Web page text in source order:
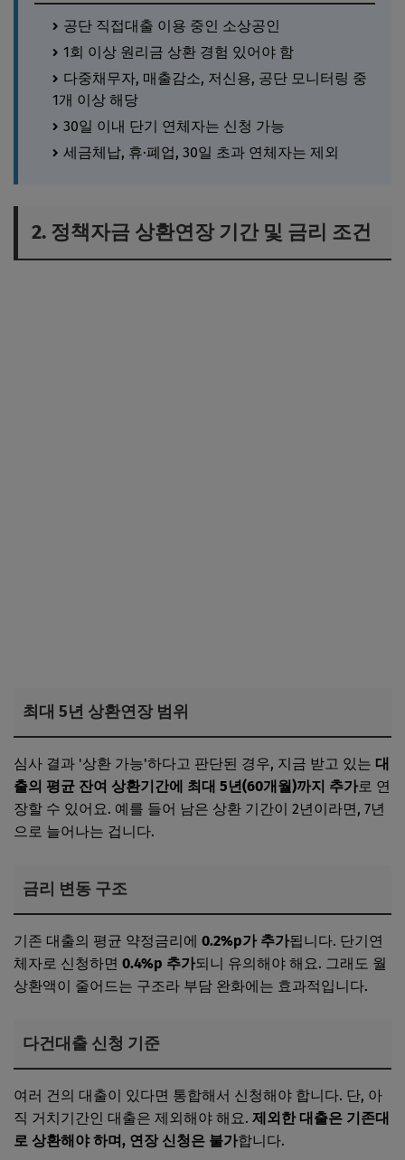
공단 직접대출 이용 중인 소상공인
1회 이상 원리금 상환 경험 있어야 함
다중채무자, 매출감소, 저신용, 공단 모니터링 중
1개 이상 해당
30일 이내 단기 연체자는 신청 가능
세금체납, 휴·폐업, 30일 초과 연체자는 제외
2. 정책자금 상환연장 기간 및 금리 조건
최대 5년 상환연장 범위
심사 결과 '상환 가능'하다고 판단된 경우, 지금 받고 있는 대
출의 평균 잔여 상환기간에 최대 5년(60개월)까지 추가로 연
장할 수 있어요. 예를 들어 남은 상환 기간이 2년이라면, 7년
으로 늘어나는 겁니다.
금리 변동 구조
기존 대출의 평균 약정금리에 0.2%p가 추가됩니다. 단기연
체자로 신청하면 0.4%p 추가되니 유의해야 해요. 그래도 월
상환액이 줄어드는 구조라 부담 완화에는 효과적입니다.
다건대출 신청 기준
여러 건의 대출이 있다면 통합해서 신청해야 합니다. 단, 아
직 거치기간인 대출은 제외해야 해요. 제외한 대출은 기존대
로 상환해야 하며, 연장 신청은 불가합니다.